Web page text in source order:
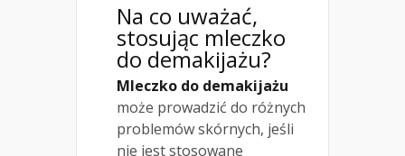
Na co uważać,
stosując mleczko
do demakijażu?
Mleczko do demakijażu
może prowadzić do różnych
problemów skórnych, jeśli
nie jest stosowane